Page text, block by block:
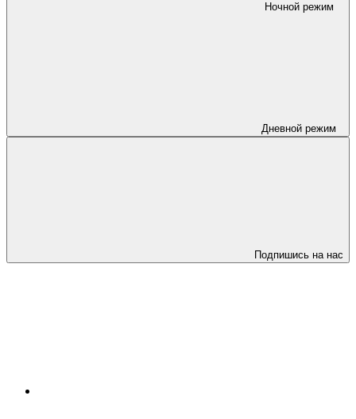
Ночной режим
Дневной режим
Подпишись на нас